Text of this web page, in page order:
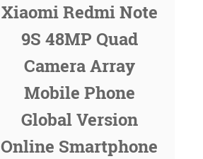
Xiaomi Redmi Note
9S 48MP Quad
Camera Array
Mobile Phone
Global Version
Online Smartphone